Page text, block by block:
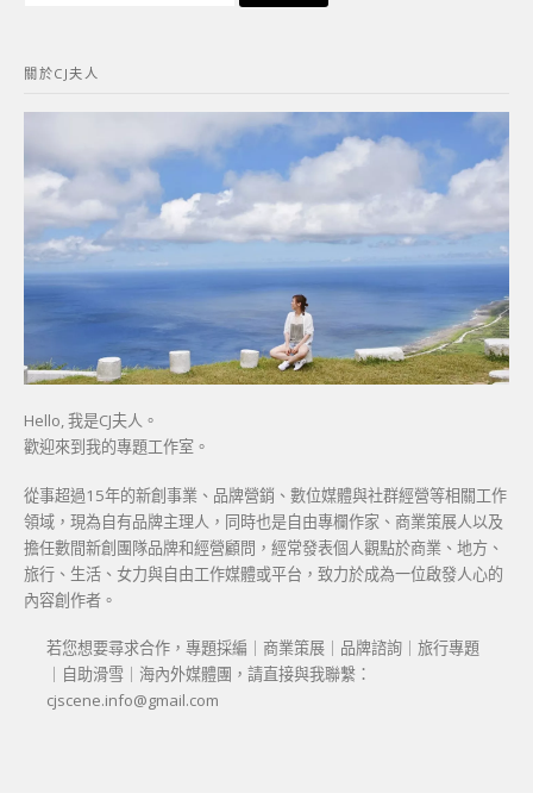
字:
關於CJ夫人
Hello, 我是CJ夫人。
歡迎來到我的專題工作室。
從事超過15年的新創事業、品牌營銷、數位媒體與社群經營等相關工作
領域，現為自有品牌主理人，同時也是自由專欄作家、商業策展人以及
擔任數間新創團隊品牌和經營顧問，經常發表個人觀點於商業、地方、
旅行、生活、女力與自由工作媒體或平台，致力於成為一位啟發人心的
內容創作者。
若您想要尋求合作，專題採編｜商業策展｜品牌諮詢｜旅行專題
｜自助滑雪｜海內外媒體團，請直接與我聯繫：
cjscene.info@gmail.com